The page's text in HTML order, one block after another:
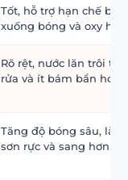
Tốt, hỗ trợ hạn chế bạc
xuống bóng và oxy hóa
Rõ rệt, nước lăn trôi tốt,
rửa và ít bám bẩn hơn.
Tăng độ bóng sâu,
sơn rực và sang hơn.